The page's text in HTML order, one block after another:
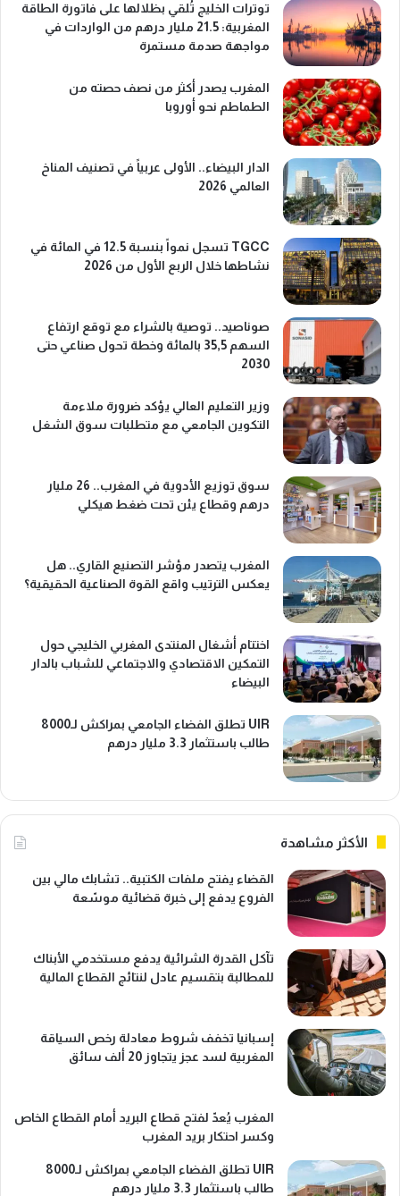
توترات الخليج تُلقي بظلالها على فاتورة الطاقة
المغربية: 21.5 مليار درهم من الواردات في
مواجهة صدمة مستمرة
المغرب يصدر أكثر من نصف حصته من
الطماطم نحو أوروبا
الدار البيضاء.. الأولى عربياً في تصنيف المناخ
العالمي 2026
TGCC تسجل نمواً بنسبة 12.5 في المائة في
نشاطها خلال الربع الأول من 2026
صوناصيد.. توصية بالشراء مع توقع ارتفاع
السهم 35,5 بالمائة وخطة تحول صناعي حتى
2030
وزير التعليم العالي يؤكد ضرورة ملاءمة
التكوين الجامعي مع متطلبات سوق الشغل
سوق توزيع الأدوية في المغرب.. 26 مليار
درهم وقطاع يئن تحت ضغط هيكلي
المغرب يتصدر مؤشر التصنيع القاري.. هل
يعكس الترتيب واقع القوة الصناعية الحقيقية؟
اختتام أشغال المنتدى المغربي الخليجي حول
التمكين الاقتصادي والاجتماعي للشباب بالدار
البيضاء
UIR تطلق الفضاء الجامعي بمراكش لـ8000
طالب باستثمار 3.3 مليار درهم
الأكثر مشاهدة
القضاء يفتح ملفات الكتبية.. تشابك مالي بين
الفروع يدفع إلى خبرة قضائية موسّعة
تآكل القدرة الشرائية يدفع مستخدمي الأبناك
للمطالبة بتقسيم عادل لنتائج القطاع المالية
إسبانيا تخفف شروط معادلة رخص السياقة
المغربية لسد عجز يتجاوز 20 ألف سائق
المغرب يُعدّ لفتح قطاع البريد أمام القطاع الخاص
وكسر احتكار بريد المغرب
UIR تطلق الفضاء الجامعي بمراكش لـ8000
طالب باستثمار 3.3 مليار درهم